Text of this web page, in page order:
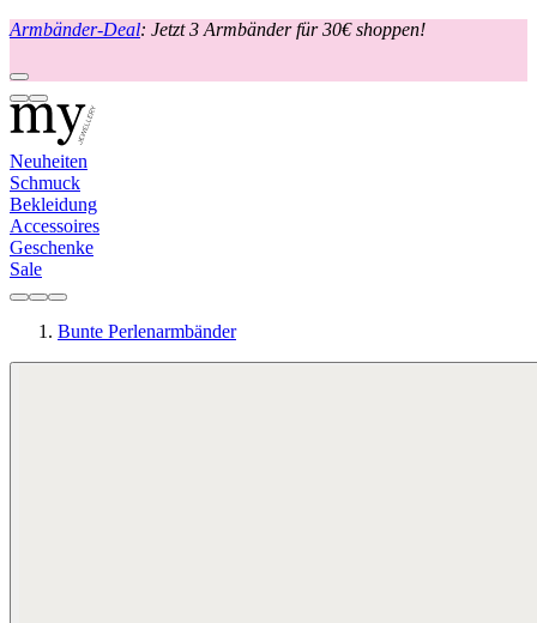
Armbänder-Deal: Jetzt 3 Armbänder für 30€ shoppen!
Neuheiten
Schmuck
Bekleidung
Accessoires
Geschenke
Sale
Bunte Perlenarmbänder